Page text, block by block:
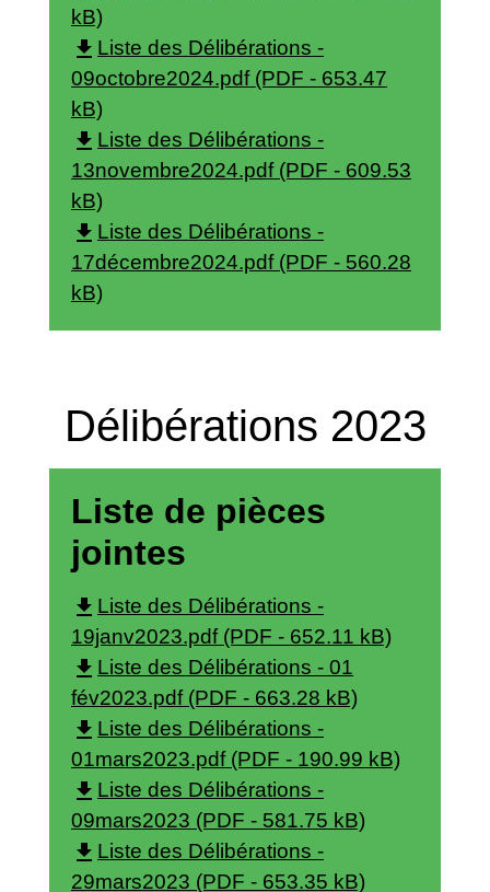
kB)
file_download Liste des Délibérations -
09octobre2024.pdf (PDF - 653.47
kB)
file_download Liste des Délibérations -
13novembre2024.pdf (PDF - 609.53
kB)
file_download Liste des Délibérations -
17décembre2024.pdf (PDF - 560.28
kB)
Délibérations 2023
Liste de pièces
jointes
file_download Liste des Délibérations -
19janv2023.pdf (PDF - 652.11 kB)
file_download Liste des Délibérations - 01
fév2023.pdf (PDF - 663.28 kB)
file_download Liste des Délibérations -
01mars2023.pdf (PDF - 190.99 kB)
file_download Liste des Délibérations -
09mars2023 (PDF - 581.75 kB)
file_download Liste des Délibérations -
29mars2023 (PDF - 653.35 kB)